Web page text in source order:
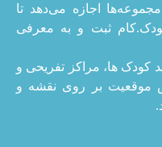
اجازه می‌دهد تا
ثبت و به معرفی
ها، مراکز تفریحی و
موقعیت بر روی نقشه و